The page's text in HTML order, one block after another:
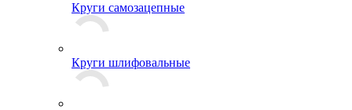
Круги самозацепные
Круги шлифовальные